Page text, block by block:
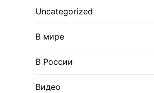
Uncategorized
В мире
В России
Видео